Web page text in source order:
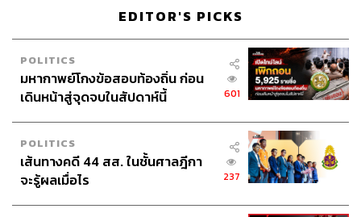
EDITOR'S PICKS
POLITICS
มหากาพย์โกงข้อสอบท้องถิ่น ก่อน
เดินหน้าสู่จุดจบในสัปดาห์นี้
601
POLITICS
เส้นทางคดี 44 สส. ในชั้นศาลฎีกา
จะรู้ผลเมื่อไร
237